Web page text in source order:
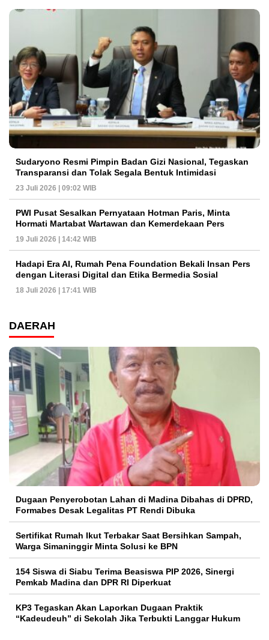
Sudaryono Resmi Pimpin Badan Gizi Nasional, Tegaskan
Transparansi dan Tolak Segala Bentuk Intimidasi
23 Juli 2026 | 09:02 WIB
PWI Pusat Sesalkan Pernyataan Hotman Paris, Minta
Hormati Martabat Wartawan dan Kemerdekaan Pers
19 Juli 2026 | 14:42 WIB
Hadapi Era AI, Rumah Pena Foundation Bekali Insan Pers
dengan Literasi Digital dan Etika Bermedia Sosial
18 Juli 2026 | 17:41 WIB
DAERAH
Dugaan Penyerobotan Lahan di Madina Dibahas di DPRD,
Formabes Desak Legalitas PT Rendi Dibuka
Sertifikat Rumah Ikut Terbakar Saat Bersihkan Sampah,
Warga Simaninggir Minta Solusi ke BPN
154 Siswa di Siabu Terima Beasiswa PIP 2026, Sinergi
Pemkab Madina dan DPR RI Diperkuat
KP3 Tegaskan Akan Laporkan Dugaan Praktik
“Kadeudeuh” di Sekolah Jika Terbukti Langgar Hukum